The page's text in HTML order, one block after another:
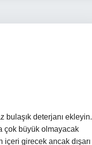
bulaşık deterjanı ekleyin.
çok büyük olmayacak
içeri girecek ancak dışarı